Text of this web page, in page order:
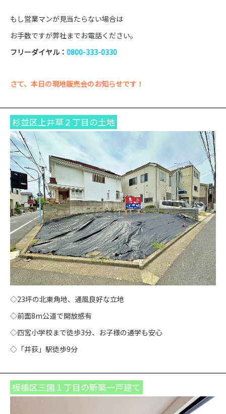
もし営業マンが見当たらない場合は
お手数ですが弊社までお電話ください。
フリーダイヤル： 0800-333-0330
さて、本日の現地販売会のお知らせです！
杉並区上井草２丁目の土地
◇23坪の北東角地、通風良好な立地
◇前面8m公道で開放感有
◇四宮小学校まで徒歩3分、お子様の通学も安心
◇「井荻」駅徒歩9分
板橋区三園１丁目の新築一戸建て